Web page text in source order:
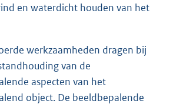
en waterdicht houden van het
werkzaamheden dragen bij
van de
aspecten van het
object. De beeldbepalende